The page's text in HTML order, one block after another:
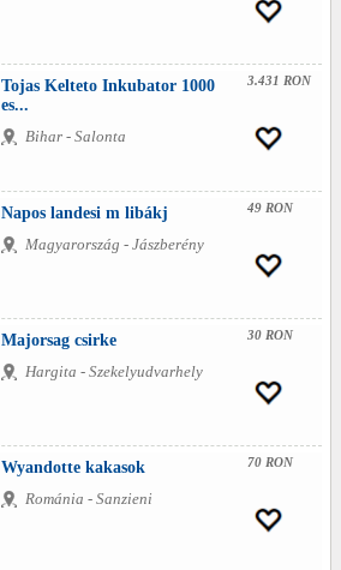
Tojas Kelteto Inkubator 1000
es...
Bihar - Salonta
3.431 RON
Napos landesi m libákj
Magyarország - Jászberény
49 RON
Majorsag csirke
Hargita - Szekelyudvarhely
30 RON
Wyandotte kakasok
Románia - Sanzieni
70 RON